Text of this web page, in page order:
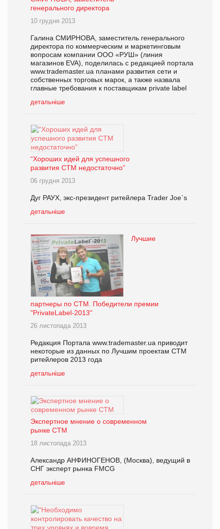
генерального директора
10 грудня 2013
Галина СМИРНОВА, заместитель генерального
директора по коммерческим и маркетинговым
вопросам компании ООО «РУШ» (линия
магазинов EVA), поделилась с редакцией портала
www.trademaster.ua планами развития сети и
собственных торговых марок, а также назвала
главные требования к поставщикам private label
детальніше
“Хороших идей для успешного
развития СТМ недостаточно”
06 грудня 2013
Дуг РАУХ, экс-президент ритейлера Trader Joe`s
детальніше
Лучшие
партнеры по СТМ. Победители премии
"PrivateLabel-2013"
26 листопада 2013
Редакция Портала www.trademaster.ua приводит
некоторые из данных по Лучшим проектам СТМ
ритейлеров 2013 года
детальніше
Экспертное мнение о современном
рынке СТМ
18 листопада 2013
Александр АНФИНОГЕНОВ, (Москва), ведущий в
СНГ эксперт рынка FMCG
детальніше